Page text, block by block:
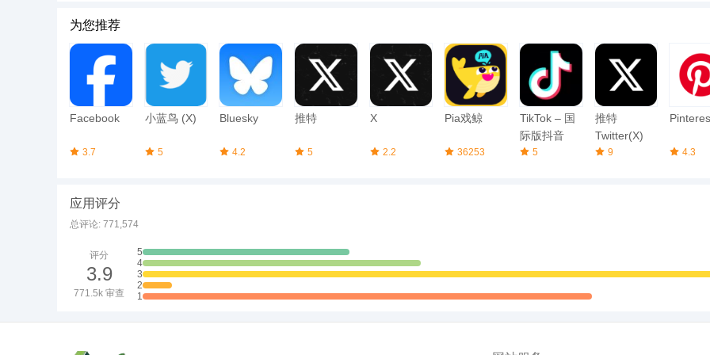
为您推荐
Facebook
3.7
小蓝鸟 (X)
5
Bluesky
4.2
推特
5
X
2.2
Pia戏鲸
36253
TikTok – 国
际版抖音
5
推特
Twitter(X)
9 4.3
应用评分
总评论: 771,574
评分
3.9
771.5k 审查
5
4
3
2
1